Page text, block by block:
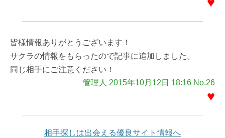
皆様情報ありがとうございます！
サクラの情報をもらったので記事に追加しました。
同じ相手にご注意ください！
管理人 2015年10月12日 18:16 No.26
♥
相手探しは出会える優良サイト情報へ